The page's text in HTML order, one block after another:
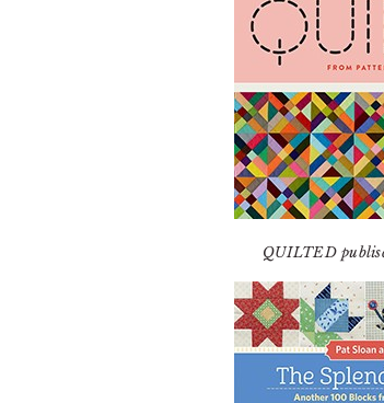
QUILTED